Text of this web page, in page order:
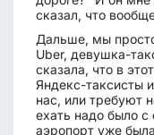
сказал, что
Дальше, мы
Uber, девушка-
сказала, что в
Яндекс-таксисты
нас, или требуют
ехать надо было с
аэропорт уже